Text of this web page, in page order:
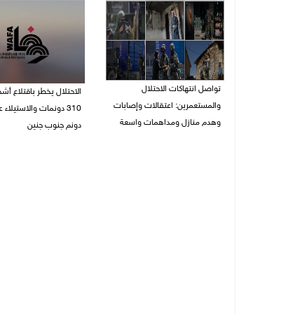
تواصل انتهاكات الاحتلال
والمستعمرين: اعتقالات وإصابات
وهدم منازل ومداهمات واسعة
الاحتلال يخطر باقتلاع
دونم جنوب جنين